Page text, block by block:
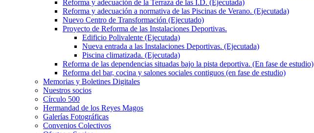
Reforma y adecuación de la Terraza de las I.D. (Ejecutada)
Reforma y adecuación a normativa de las Piscinas de Verano. (Ejecutada)
Nuevo Centro de Transformación (Ejecutado)
Proyecto de Reforma de las Instalaciones Deportivas.
Edificio Polivalente (Ejecutada)
Nueva entrada a las Instalaciones Deportivas. (Ejecutada)
Piscina climatizada. (Ejecutada)
Reforma de las dependencias situadas bajo la pista deportiva. (En fase de estudio)
Reforma del bar, cocina y salones sociales contiguos (en fase de estudio)
Memorias y Boletines Digitales
Nuestros socios
Círculo 500
Hermandad de los Reyes Magos
Galerías Fotográficas
Convenios Colectivos